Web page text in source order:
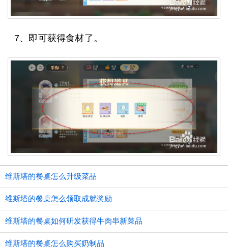
7、即可获得食材了。
维斯塔的餐桌怎么升级菜品
维斯塔的餐桌怎么领取成就奖励
维斯塔的餐桌如何研发获得牛肉串新菜品
维斯塔的餐桌怎么购买奶制品